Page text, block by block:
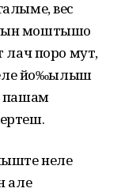
вес
моштышо
поро мут,
йо‰ылыш
пашам
неле
але